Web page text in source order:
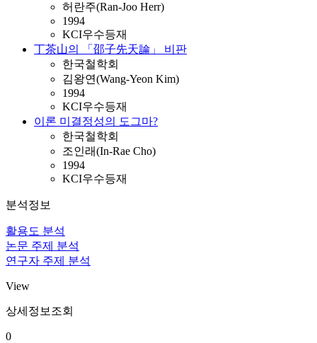
허란주(Ran-Joo Herr)
1994
KCI우수등재
丁茶山의 「邵子先天論」 비판
한국철학회
김왕연(Wang-Yeon Kim)
1994
KCI우수등재
이론 미결정성의 도그마?
한국철학회
조인래(In-Rae Cho)
1994
KCI우수등재
분석정보
활용도 분석
논문 주제 분석
연구자 주제 분석
View
상세정보조회
0